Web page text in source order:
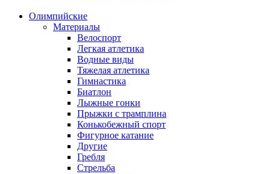
Олимпийские
Материалы
Велоспорт
Легкая атлетика
Водные виды
Тяжелая атлетика
Гимнастика
Биатлон
Лыжные гонки
Прыжки с трамплина
Конькобежный спорт
Фигурное катание
Другие
Гребля
Стрельба